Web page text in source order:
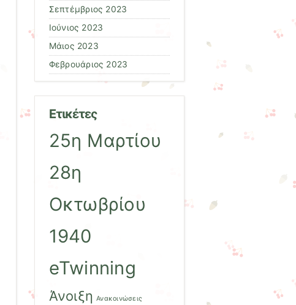
Σεπτέμβριος 2023
Ιούνιος 2023
Μάιος 2023
Φεβρουάριος 2023
Ετικέτες
25η Μαρτίου
28η
Οκτωβρίου
1940
eTwinning
Άνοιξη Ανακοινώσεις